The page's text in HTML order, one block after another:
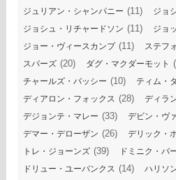
ジュリアン・シャンパニー (11) ジョ
ジョシュ・リチャードソン (11) ジョ
ジョー・ヴィースカンプ(11) ステフ
スパーズ (20) ダグ・マクダーモット
チャールズ・バッシー (10) ティム・
ディアロン・フォックス (28) ディラ
デジョンテ・マレー (33) デビン・ヴ
デマー・デローザン (26) デリック・
トレ・ジョーンズ (39) ドミニク・バ
ドリュー・ユーバンクス (14) ハリソ